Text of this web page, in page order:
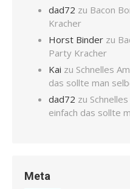
dad72 zu Bacon
Kracher
Horst Binder zu
Party Kracher
Kai zu Schnelles
das sollte man
dad72 zu
einfach das sollte
Meta